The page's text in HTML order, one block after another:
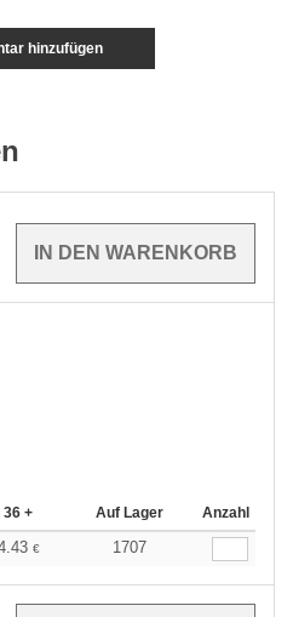
hinzufügen
36 + Auf Lager Anzahl
€ 1707